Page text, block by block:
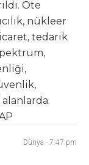
Öte
nükleer
tedarik
Dünya - 7:47 pm